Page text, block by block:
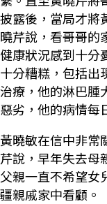
披露後，當局才將
曉芹說，看哥哥的
健康狀況感到十分
十分糟糕，包括出
治療，他的淋巴腫
惡劣，他的病情每
黃曉敏在信中非常
芹說，早年失去母
父親一直不希望女
疆親戚家中看顧。